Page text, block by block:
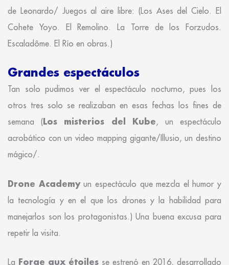
de Leonardo/ Juegos al aire libre: (Los Ases del Cielo. El
Cohete Yoyo. El Remolino. La Torre de los Forzudos.
Escaladôme. El Río en obras.)
Grandes espectáculos
Tan solo pudimos ver el espectáculo nocturno, pues los
otros tres solo se realizaban en esas fechas los fines de
semana (Los misterios del Kube, un espectáculo
acrobático con un video mapping gigante/Illusio, un destino
mágico/.
Drone Academyun espectáculo que mezcla el humor y
la tecnología y en el que los drones y la habilidad para
manejarlos son los protagonistas.) Una buena excusa para
repetir la visita.
La Forge aux étoiles se estrenó en 2016, desarrollado